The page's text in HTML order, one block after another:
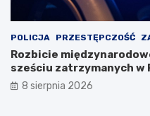
POLICJA PRZESTĘPCZOŚĆ
Rozbicie
sześciu zatrzymanych w
8 sierpnia 2026